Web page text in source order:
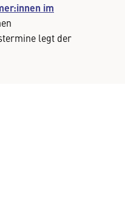
im
legt der